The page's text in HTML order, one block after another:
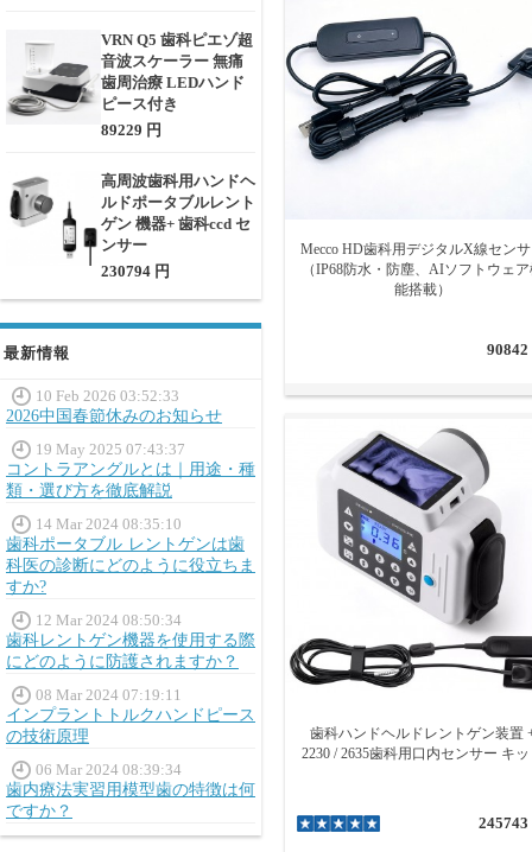
VRN Q5 歯科ピエゾ超
音波スケーラー 無痛
歯周治療 LEDハンド
ピース付き
89229 円
高周波歯科用ハンドヘ
ルドポータブルレント
ゲン 機器+ 歯科ccd セ
ンサー
230794 円
最新情報
10 Feb 2026 03:52:33
2026中国春節休みのお知らせ
19 May 2025 07:43:37
コントラアングルとは｜用途・種
類・選び方を徹底解説
14 Mar 2024 08:35:10
歯科ポータブル レントゲンは歯
科医の診断にどのように役立ちま
すか?
12 Mar 2024 08:50:34
歯科レントゲン機器を使用する際
にどのように防護されますか？
08 Mar 2024 07:19:11
インプラントトルクハンドピース
の技術原理
06 Mar 2024 08:39:34
歯内療法実習用模型歯の特徴は何
ですか？
Mecco HD歯科用デジタルX線セン
（IP68防水・防塵、AIソフトウェ
能搭載）
90842
歯科ハンドヘルドレントゲン装置
2230 / 2635歯科用口内センサー キ
245743